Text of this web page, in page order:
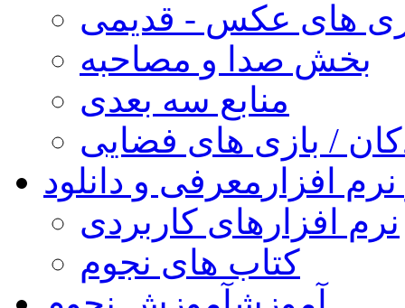
های عکس - قدیمی
بخش صدا و مصاحبه
منابع سه بعدی
/ بازی های فضایی
افزار معرفی و دانلود
نرم افزارهای کاربردی
کتاب های نجوم